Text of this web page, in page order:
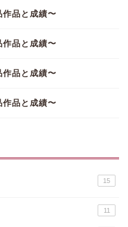
品と成績〜
品と成績〜
品と成績〜
品と成績〜
15
11